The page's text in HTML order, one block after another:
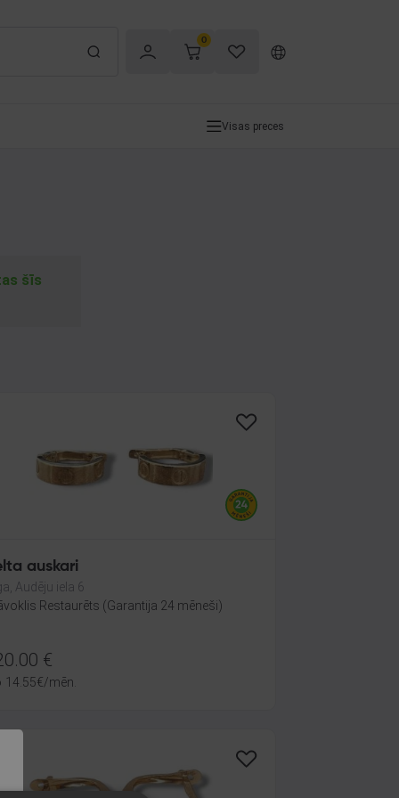
0
Visas preces
šīs
auskari
Audēju iela 6
Restaurēts (Garantija 24 mēneši)
€
14.55€/mēn.